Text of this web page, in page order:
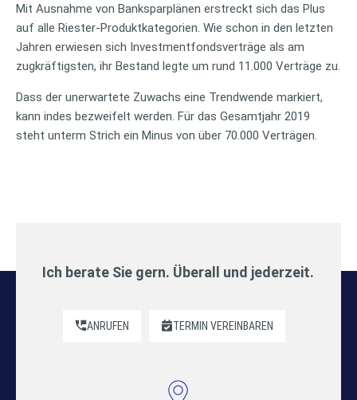
Mit Ausnahme von Banksparplänen erstreckt sich das Plus
auf alle Riester-Produktkategorien. Wie schon in den letzten
Jahren erwiesen sich Investmentfondsverträge als am
zugkräftigsten, ihr Bestand legte um rund 11.000 Verträge zu.
Dass der unerwartete Zuwachs eine Trendwende markiert,
kann indes bezweifelt werden. Für das Gesamtjahr 2019
steht unterm Strich ein Minus von über 70.000 Verträgen.
Ich berate Sie gern. Überall und jederzeit.
ANRUFEN TERMIN VEREINBAREN